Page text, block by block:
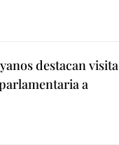
destacan visita
a